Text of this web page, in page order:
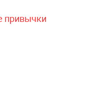
привычки